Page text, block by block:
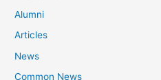
Alumni
Articles
News
Common News